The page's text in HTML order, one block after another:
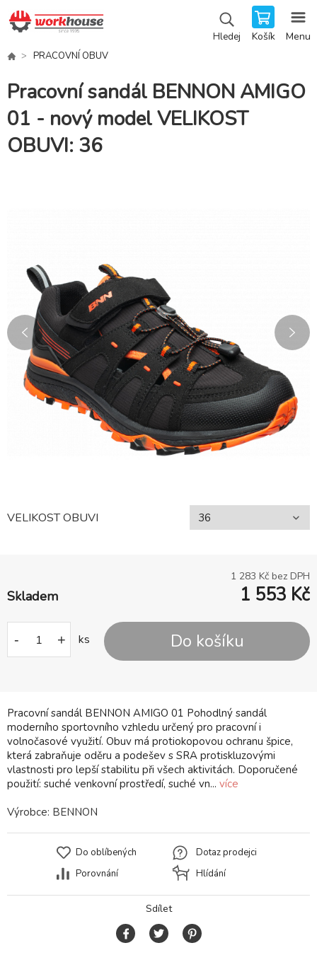
Hledej Košík Menu
PRACOVNÍ OBUV
Pracovní sandál BENNON AMIGO
01 - nový model VELIKOST
OBUVI: 36
Pracovní sandál BENNON AMIGO 01 Pohodlný sandál
moderního sportovního vzhledu určený pro pracovní i
volnočasové využití. Obuv má protiokopovou ochranu špice,
která zabraňuje oděru a podešev s SRA protiskluzovými
vlastnosti pro lepší stabilitu při všech aktivitách. Doporučené
použití: suché venkovní prostředí, suché vn... více
VELIKOST OBUVI
1 283 Kč bez DPH
Skladem 1 553 Kč
- + ks Do košíku
Výrobce: BENNON
Do oblíbených
Porovnání
Dotaz prodejci
Hlídání
Sdílet